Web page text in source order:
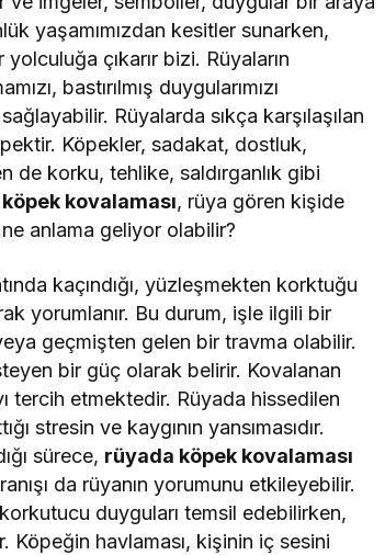
yaşamımızdan kesitler sunarken,
çıkarır bizi. Rüyaların
bastırılmış duygularımızı
Rüyalarda sıkça karşılaşılan
Köpekler, sadakat, dostluk,
de korku, tehlike, saldırganlık gibi
kovalaması, rüya gören kişide
anlama geliyor olabilir?
kaçındığı, yüzleşmekten korktuğu
yorumlanır. Bu durum, işle ilgili bir
geçmişten gelen bir travma olabilir.
bir güç olarak belirir. Kovalanan
tercih etmektedir. Rüyada hissedilen
stresin ve kaygının yansımasıdır.
sürece, rüyada köpek kovalaması
da rüyanın yorumunu etkileyebilir.
duyguları temsil edebilirken,
Köpeğin havlaması, kişinin iç sesini